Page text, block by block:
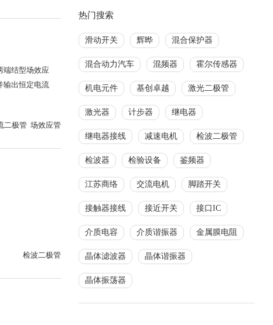
端结型场效应
输出恒定电流
二极管 场效应管
检波二极管
热门搜索
滑动开关 辉晔 混合保护器
混合动力汽车 混频器 霍尔传感器
机电元件 基创卓越 激光二极管
激光器 计步器 继电器
继电器接线 减速电机 检波二极管
检波器 检验设备 鉴频器
江苏商络 交流电机 脚踏开关
接触器接线 接近开关 接口IC
介质电容 介质谐振器 金属膜电阻
晶体滤波器 晶体谐振器
晶体振荡器